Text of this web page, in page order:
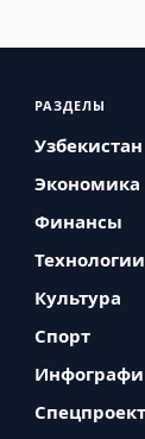
РАЗДЕЛЫ
Узбекистан
Экономика
Финансы
Технологии
Культура
Спорт